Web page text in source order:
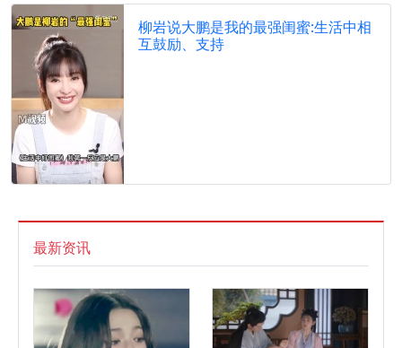
柳岩说大鹏是我的最强闺蜜:生活中相
互鼓励、支持
最新资讯